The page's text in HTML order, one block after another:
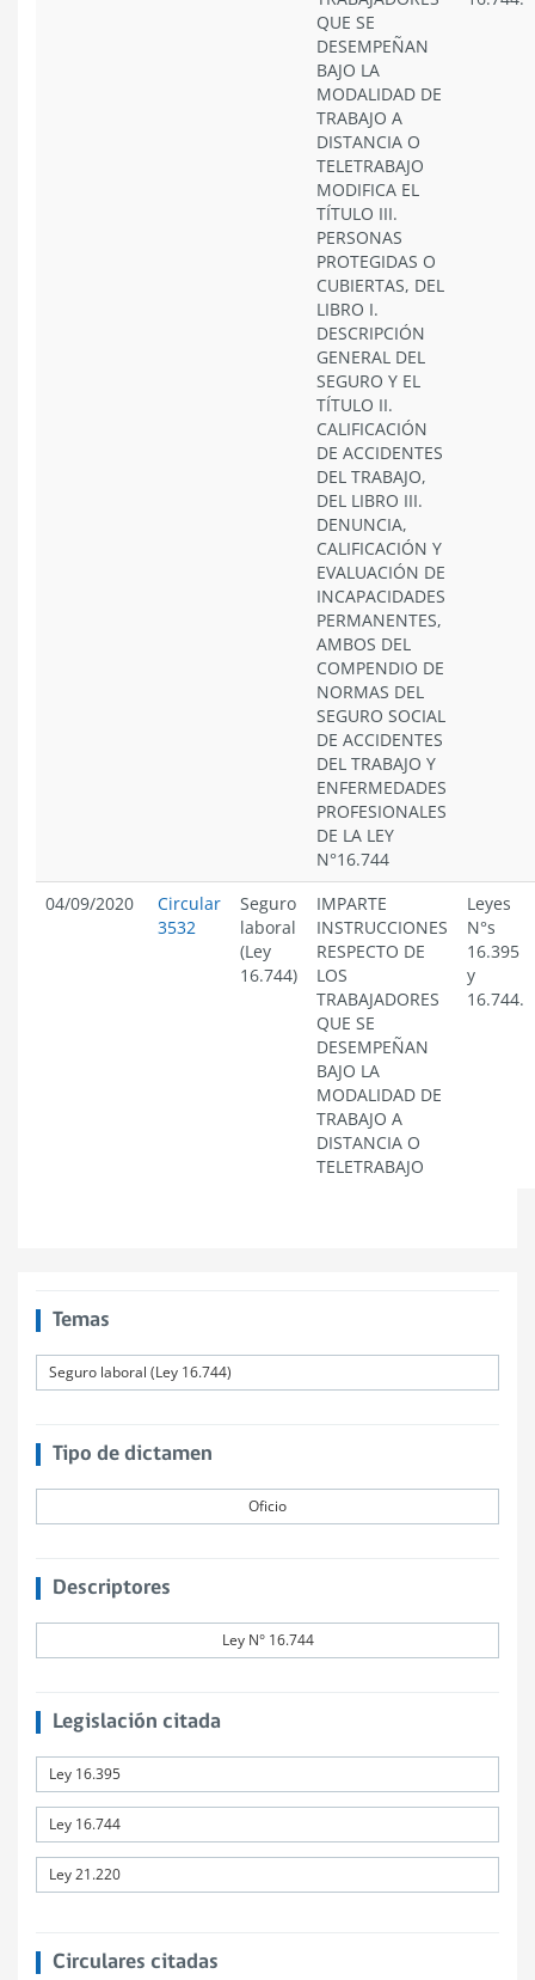
QUE SE
DESEMPEÑAN
BAJO LA
MODALIDAD DE
TRABAJO A
DISTANCIA O
TELETRABAJO
MODIFICA EL
TÍTULO III.
PERSONAS
PROTEGIDAS O
CUBIERTAS, DEL
LIBRO I.
DESCRIPCIÓN
GENERAL DEL
SEGURO Y EL
TÍTULO II.
CALIFICACIÓN
DE ACCIDENTES
DEL TRABAJO,
DEL LIBRO III.
DENUNCIA,
CALIFICACIÓN Y
EVALUACIÓN DE
INCAPACIDADES
PERMANENTES,
AMBOS DEL
COMPENDIO DE
NORMAS DEL
SEGURO SOCIAL
DE ACCIDENTES
DEL TRABAJO Y
ENFERMEDADES
PROFESIONALES
DE LA LEY
N°16.744
04/09/2020
Circular
3532
Seguro
laboral
(Ley
16.744)
IMPARTE
INSTRUCCIONES
RESPECTO DE
LOS
TRABAJADORES
QUE SE
DESEMPEÑAN
BAJO LA
MODALIDAD DE
TRABAJO A
DISTANCIA O
TELETRABAJO
Leyes
N°s
16.395
y
16.744.
Temas
Seguro laboral (Ley 16.744)
Tipo de dictamen
Oficio
Descriptores
Ley N° 16.744
Legislación citada
Ley 16.395
Ley 16.744
Ley 21.220
Circulares citadas